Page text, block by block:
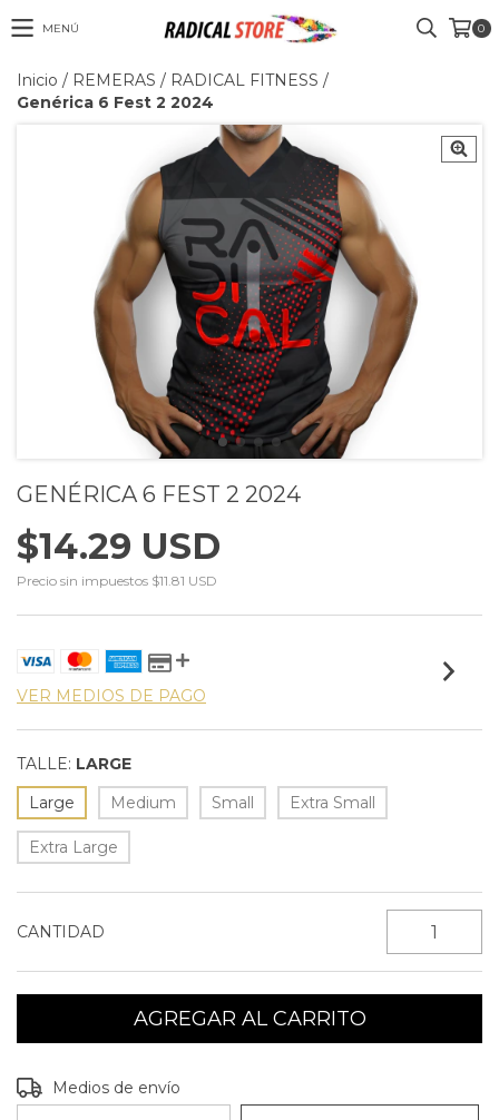
MENÚ 0
Inicio / REMERAS / RADICAL FITNESS /
Genérica 6 Fest 2 2024
GENÉRICA 6 FEST 2 2024
$14.29 USD
Precio sin impuestos $11.81 USD
VER MEDIOS DE PAGO
TALLE: LARGE
Large
Medium Small Extra Small
Extra Large
CANTIDAD
Entregas para el CP:
Medios de envío